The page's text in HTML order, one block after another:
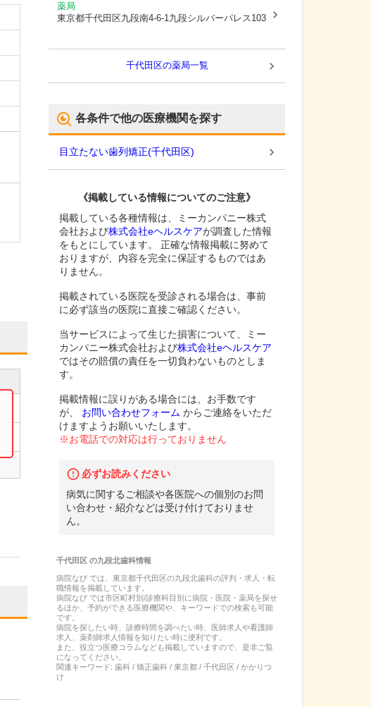
薬局
東京都千代田区九段南4-6-1九段シルバーパレス103
千代田区の薬局一覧
各条件で他の医療機関を探す
目立たない歯列矯正(千代田区)
《掲載している情報についてのご注意》
掲載している各種情報は、ミーカンパニー株式
会社および株式会社eヘルスケアが調査した情報
をもとにしています。 正確な情報掲載に努めて
おりますが、内容を完全に保証するものではあ
りません。
掲載されている医院を受診される場合は、事前
に必ず該当の医院に直接ご確認ください。
当サービスによって生じた損害について、ミー
カンパニー株式会社および株式会社eヘルスケア
ではその賠償の責任を一切負わないものとしま
す。
掲載情報に誤りがある場合には、お手数です
が、
お問い合わせフォーム からご連絡をいただ
けますようお願いいたします。
※お電話での対応は行っておりません
必ずお読みください
病気に関するご相談や各医院への個別のお問
い合わせ・紹介などは受け付けておりませ
ん。
千代田区の九段北歯科情報
病院なび では、 東京都千代田区の九段北歯科の評判・求人・転
職情報を掲載しています。
病院なび では市区町村別/診療科目別に病院・医院・薬局を探せ
るほか、予約ができる医療機関や、キーワードでの検索も可能
です。
病院を探したい時、診療時間を調べたい時、医師求人や看護師
求人、薬剤師求人情報を知りたい時に便利です。
また、役立つ医療コラムなども掲載していますので、是非ご覧
になってください。
関連キーワード: 歯科 / 矯正歯科 / 東京都 / 千代田区 / かかりつ
け